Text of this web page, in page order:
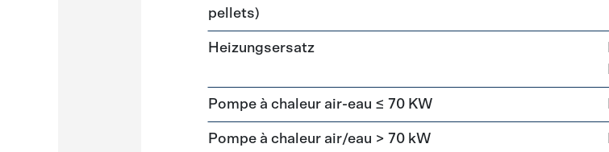
pellets)
Heizungsersatz
Pompe à chaleur air-eau ≤ 70 KW
Pompe à chaleur air/eau > 70 kW